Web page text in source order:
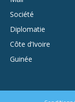
Société
Diplomatie
Côte d’Ivoire
Guinée